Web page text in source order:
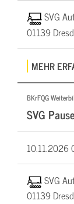
SVG
01139
MEHR
BKrFQG
SVG
10.11.2026
SVG
01139